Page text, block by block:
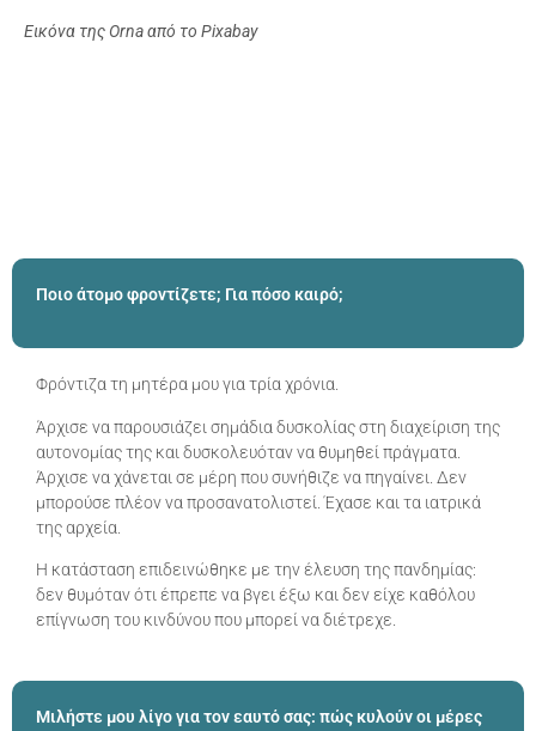
Εικόνα της Orna από το Pixabay
Ποιο άτομο φροντίζετε; Για πόσο καιρό;
Φρόντιζα τη μητέρα μου για τρία χρόνια.
Άρχισε να παρουσιάζει σημάδια δυσκολίας στη διαχείριση της
αυτονομίας της και δυσκολευόταν να θυμηθεί πράγματα.
Άρχισε να χάνεται σε μέρη που συνήθιζε να πηγαίνει. Δεν
μπορούσε πλέον να προσανατολιστεί. Έχασε και τα ιατρικά
της αρχεία.
Η κατάσταση επιδεινώθηκε με την έλευση της πανδημίας:
δεν θυμόταν ότι έπρεπε να βγει έξω και δεν είχε καθόλου
επίγνωση του κινδύνου που μπορεί να διέτρεχε.
Μιλήστε μου λίγο για τον εαυτό σας: πώς κυλούν οι μέρες